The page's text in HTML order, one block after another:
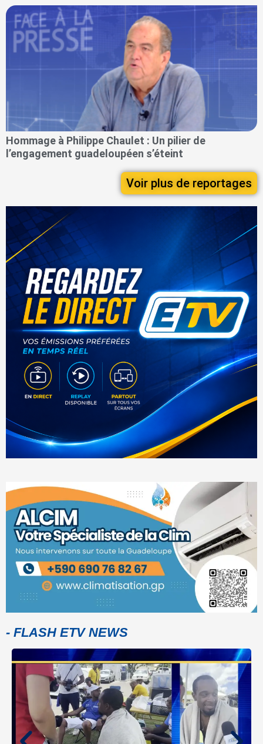
Hommage à Philippe Chaulet : Un pilier de
l’engagement guadeloupéen s’éteint
Voir plus de reportages
- FLASH ETV NEWS